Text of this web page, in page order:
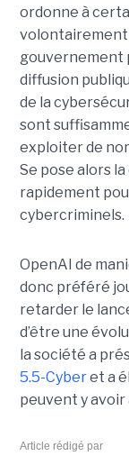
ordonne à
volontairement
gouvernement
diffusion
de la
sont
exploiter de
Se pose alors
rapidement
cybercriminels.
OpenAI de
donc préféré
retarder le
d’être une
la société a
5.5-Cyberet a
peuvent y avoir
Article rédigé par